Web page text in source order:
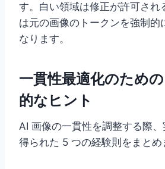
す。白い領域は修正が許可され
は元の画像のトークンを強制的
なります。
一貫性最適化のため
的なヒント
AI 画像の一貫性を調整する際
得られた 5 つの経験則をまとめ